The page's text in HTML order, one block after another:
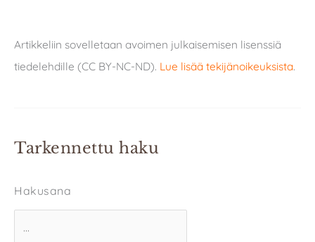
Artikkeliin sovelletaan avoimen julkaisemisen lisenssiä
tiedelehdille (CC BY-NC-ND). Lue lisää tekijänoikeuksista.
Tarkennettu haku
Hakusana